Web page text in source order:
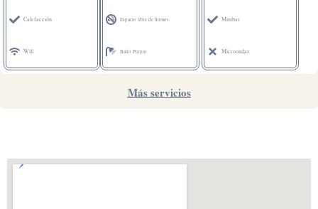
Calefacción
Wifi
Espacio libre de humos
Baño Propio
Minibar
Microondas
Más servicios